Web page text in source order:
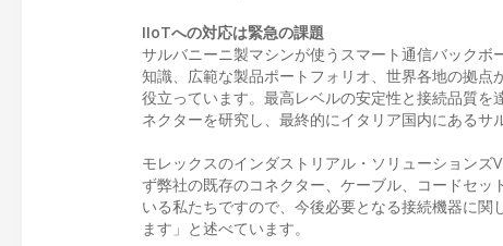
IIoTへの対応は緊急の課題
サルバニーニ製マシンが使うスマート通信バック
知識、広範な製品ポートフォリオ、世界各地の拠
役立っています。最高レベルの安定性と接続品質
ネクターを研究し、最終的にイタリア国内にあるサ
モレックスのインダストリアル・ソリューション
ず弊社の既存のコネクター、ケーブル、コードセ
いる私たちですので、今後必要となる接続機器に
ます」と述べています。